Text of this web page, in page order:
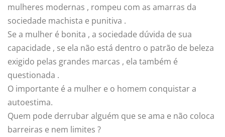
mulheres modernas , rompeu com as amarras da
sociedade machista e punitiva .
Se a mulher é bonita , a sociedade dúvida de sua
capacidade , se ela não está dentro o patrão de beleza
exigido pelas grandes marcas , ela também é
questionada .
O importante é a mulher e o homem conquistar a
autoestima.
Quem pode derrubar alguém que se ama e não coloca
barreiras e nem limites ?